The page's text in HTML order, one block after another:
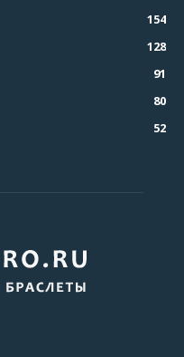
154
128
91
80
52